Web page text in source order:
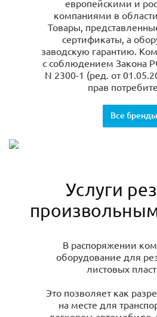
европейскими и
компаниями в
Товары,
сертификаты, а
заводскую гарантию.
с соблюдением Закона
N 2300-1 (ред. от
прав
Все бренды
Услуги
В распоряжении
оборудование для
листовых
Это позволяет как
на месте для